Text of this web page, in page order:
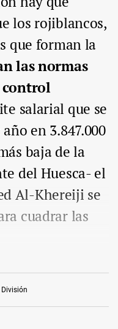
los rojiblancos,
que forman la
las normas
control
salarial que se
en 3.847.000
baja de la
del Huesca- el
Al-Khereiji se
cuadrar las